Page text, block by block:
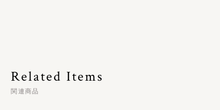
Related Items
関連商品